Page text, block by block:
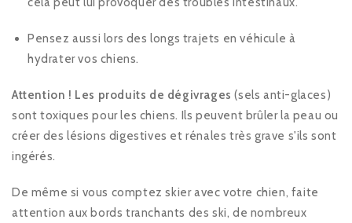
Pensez aussi lors des longs trajets en véhicule à
hydrater vos chiens.
Attention ! Les produits de dégivrages (sels anti-glaces)
sont toxiques pour les chiens. Ils peuvent brûler la peau ou
créer des lésions digestives et rénales très grave s'ils sont
ingérés.
De même si vous comptez skier avec votre chien, faite
attention aux bords tranchants des ski, de nombreux